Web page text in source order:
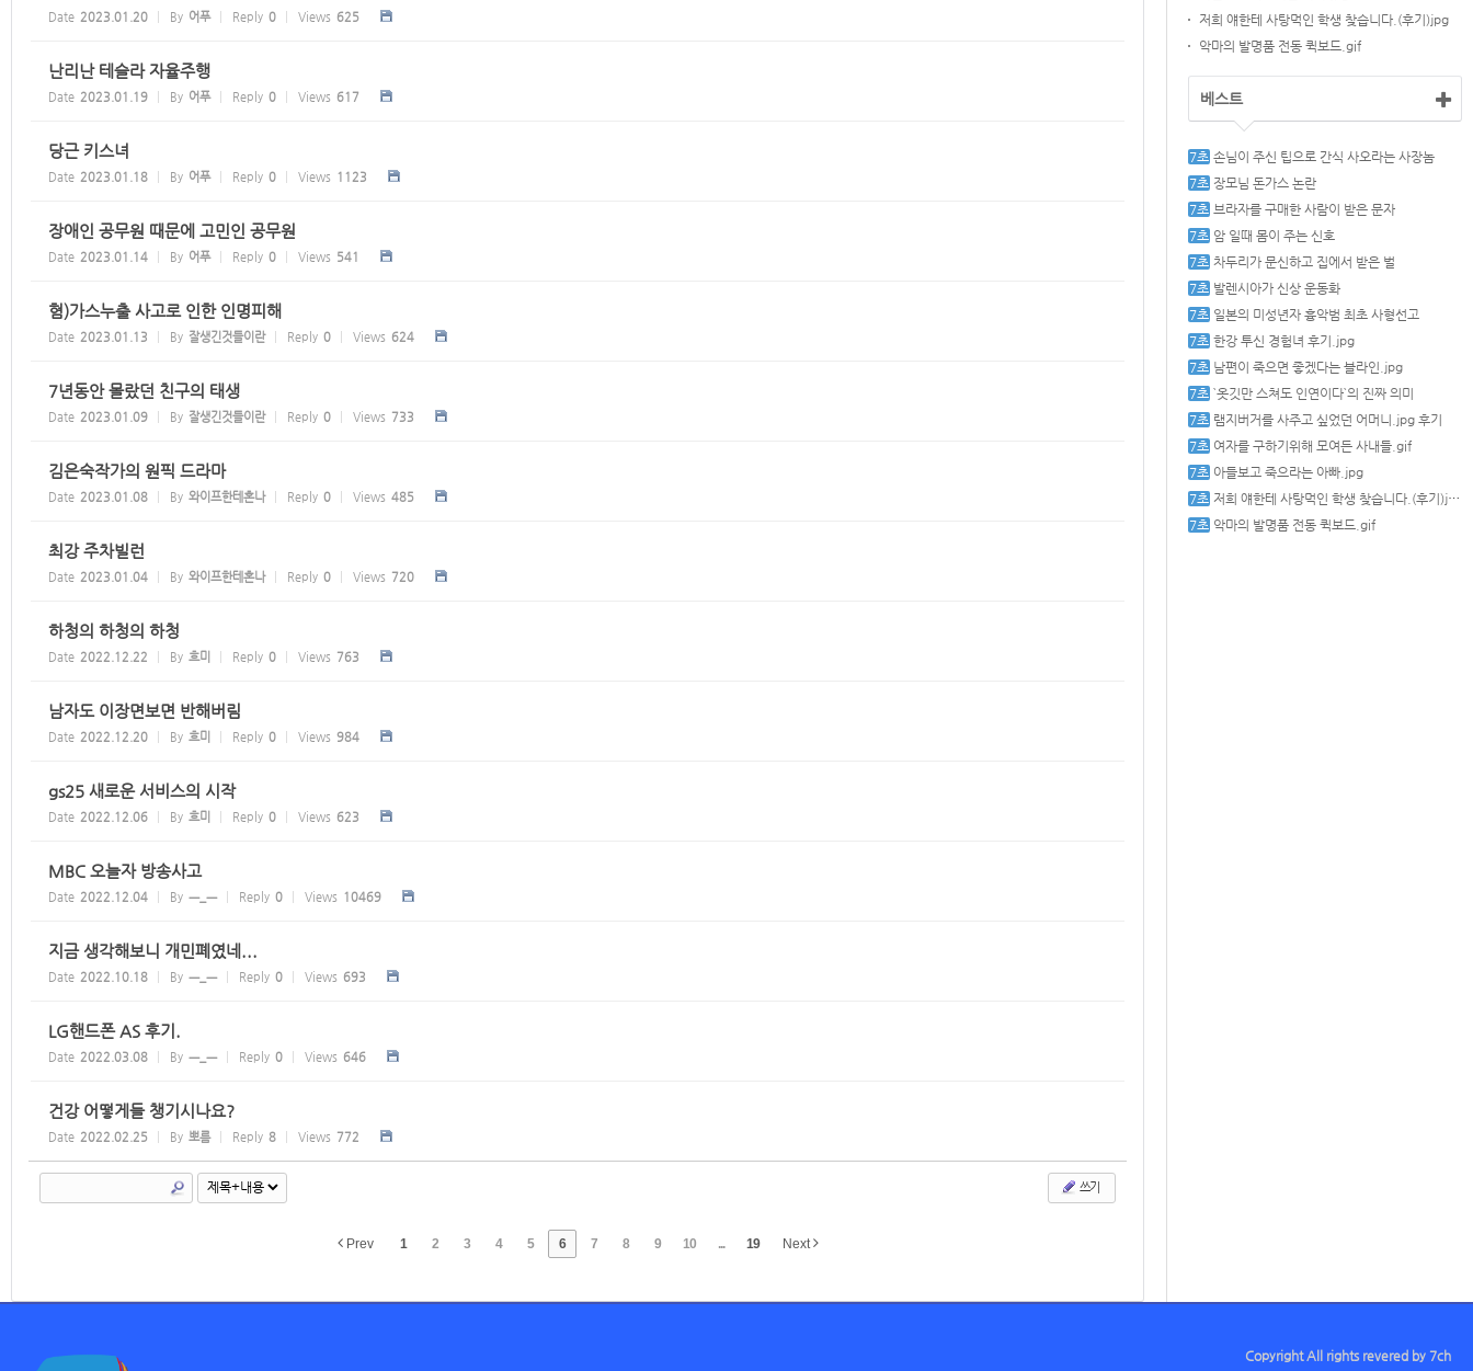
저희 얘한테 사탕먹인 학생 찾습니다.(후기)jpg
악마의 발명품 전동 퀵보드.gif
베스트
손님이 주신 팁으로 간식 사오라는 사장놈
장모님 돈가스 논란
브라자를 구매한 사람이 받은 문자
암 일때 몸이 주는 신호
차두리가 문신하고 집에서 받은 벌
발렌시아가 신상 운동화
일본의 미성년자 흉악범 최초 사형선고
한강 투신 경험녀 후기.jpg
남편이 죽으면 좋겠다는 블라인.jpg
`옷깃만 스쳐도 인연이다`의 진짜 의미
램지버거를 사주고 싶었던 어머니.jpg 후기
여자를 구하기위해 모여든 사내들.gif
아들보고 죽으라는 아빠.jpg
저희 얘한테 사탕먹인 학생 찾습니다.(후기)jpg
악마의 발명품 전동 퀵보드.gif
Date 2023.01.20 By 어푸 Reply 0 Views 625
난리난 테슬라 자율주행
Date 2023.01.19 By 어푸 Reply 0 Views 617
당근 키스녀
Date 2023.01.18 By 어푸 Reply 0 Views 1123
장애인 공무원 때문에 고민인 공무원
Date 2023.01.14 By 어푸 Reply 0 Views 541
혐)가스누출 사고로 인한 인명피해
Date 2023.01.13 By 잘생긴것들이란 Reply 0 Views 624
7년동안 몰랐던 친구의 태생
Date 2023.01.09 By 잘생긴것들이란 Reply 0 Views 733
김은숙작가의 원픽 드라마
Date 2023.01.08 By 와이프한테혼나 Reply 0 Views 485
최강 주차빌런
Date 2023.01.04 By 와이프한테혼나 Reply 0 Views 720
하청의 하청의 하청
Date 2022.12.22 By 흐미 Reply 0 Views 763
남자도 이장면보면 반해버림
Date 2022.12.20 By 흐미 Reply 0 Views 984
gs25 새로운 서비스의 시작
Date 2022.12.06 By 흐미 Reply 0 Views 623
MBC 오늘자 방송사고
Date 2022.12.04 By ㅡ_ㅡ Reply 0 Views 10469
지금 생각해보니 개민폐였네...
Date 2022.10.18 By ㅡ_ㅡ Reply 0 Views 693
LG핸드폰 AS 후기.
Date 2022.03.08 By ㅡ_ㅡ Reply 0 Views 646
건강 어떻게들 챙기시나요?
Date 2022.02.25 By 뽀름 Reply 8 Views 772
쓰기
Prev 1 2 3 4 5 6 7 8 9 10 ... 19 Next
Copyright All rights revered by 7ch